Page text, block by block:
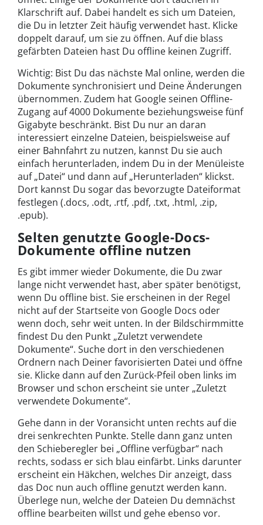
Klarschrift auf. Dabei handelt es sich um Dateien,
die Du in letzter Zeit häufig verwendet hast. Klicke
doppelt darauf, um sie zu öffnen. Auf die blass
gefärbten Dateien hast Du offline keinen Zugriff.
Wichtig: Bist Du das nächste Mal online, werden die
Dokumente synchronisiert und Deine Änderungen
übernommen. Zudem hat Google seinen Offline-
Zugang auf 4000 Dokumente beziehungsweise fünf
Gigabyte beschränkt. Bist Du nur an daran
interessiert einzelne Dateien, beispielsweise auf
einer Bahnfahrt zu nutzen, kannst Du sie auch
einfach herunterladen, indem Du in der Menüleiste
auf „Datei“ und dann auf „Herunterladen“ klickst.
Dort kannst Du sogar das bevorzugte Dateiformat
festlegen (.docs, .odt, .rtf, .pdf, .txt, .html, .zip,
.epub).
Selten genutzte Google-Docs-
Dokumente offline nutzen
Es gibt immer wieder Dokumente, die Du zwar
lange nicht verwendet hast, aber später benötigst,
wenn Du offline bist. Sie erscheinen in der Regel
nicht auf der Startseite von Google Docs oder
wenn doch, sehr weit unten. In der Bildschirmmitte
findest Du den Punkt „Zuletzt verwendete
Dokumente“. Suche dort in den verschiedenen
Ordnern nach Deiner favorisierten Datei und öffne
sie. Klicke dann auf den Zurück-Pfeil oben links im
Browser und schon erscheint sie unter „Zuletzt
verwendete Dokumente“.
Gehe dann in der Voransicht unten rechts auf die
drei senkrechten Punkte. Stelle dann ganz unten
den Schieberegler bei „Offline verfügbar“ nach
rechts, sodass er sich blau einfärbt. Links darunter
erscheint ein Häkchen, welches Dir anzeigt, dass
das Doc nun auch offline genutzt werden kann.
Überlege nun, welche der Dateien Du demnächst
offline bearbeiten willst und gehe ebenso vor.